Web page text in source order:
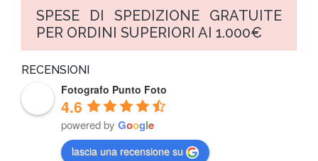
SPESE DI SPEDIZIONE GRATUITE
PER ORDINI SUPERIORI AI 1.000€
RECENSIONI
Fotografo Punto Foto
4.6
powered by Google
lascia una recensione su